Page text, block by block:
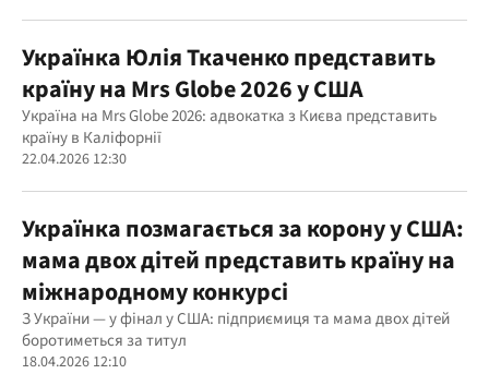
Українка Юлія Ткаченко представить
країну на Mrs Globe 2026 у США
Україна на Mrs Globe 2026: адвокатка з Києва представить
країну в Каліфорнії
22.04.2026 12:30
Українка позмагається за корону у США:
мама двох дітей представить країну на
міжнародному конкурсі
З України — у фінал у США: підприємиця та мама двох дітей
боротиметься за титул
18.04.2026 12:10